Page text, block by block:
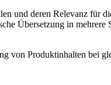
und deren Relevanz
Übersetzung in
von Produktinhalten bei